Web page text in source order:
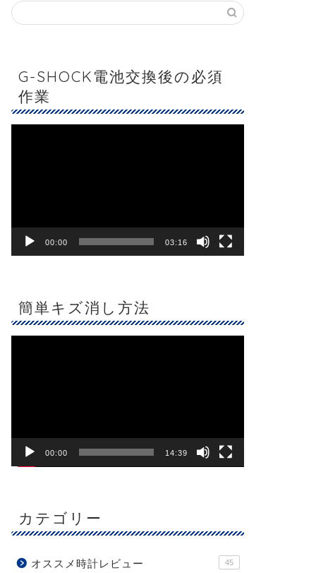
G-SHOCK電池交換後の必須
作業
00:00 03:16
簡単キズ消し方法
00:00 14:39
カテゴリー
オススメ時計レビュー 45